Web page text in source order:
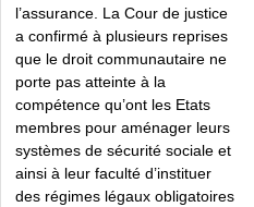
l’assurance. La Cour de justice
a confirmé à plusieurs reprises
que le droit communautaire ne
porte pas atteinte à la
compétence qu’ont les Etats
membres pour aménager leurs
systèmes de sécurité sociale et
ainsi à leur faculté d’instituer
des régimes légaux obligatoires